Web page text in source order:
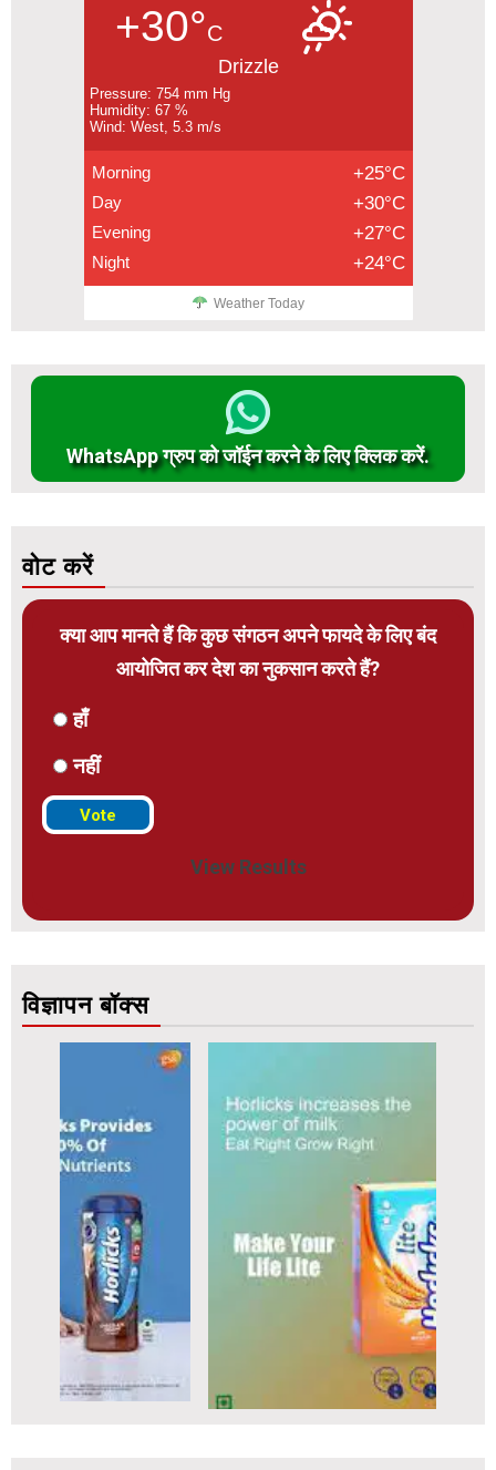
+30°C
Drizzle
Pressure: 754 mm Hg
Humidity: 67 %
Wind: West, 5.3 m/s
Morning +25°C
Day +30°C
Evening +27°C
Night +24°C
Weather Today
WhatsApp ग्रुप को जॉईन करने के लिए क्लिक करें.
वोट करें
क्या आप मानते हैं कि कुछ संगठन अपने फायदे के लिए बंद
आयोजित कर देश का नुकसान करते हैं?
हाँ
नहीं
View Results
विज्ञापन बॉक्स